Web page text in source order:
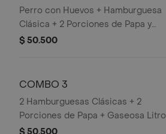
Perro con Huevos + Hamburguesa
Clásica + 2 Porciones de Papa y
Gaseosa Litro
$ 50.500
COMBO 3
2 Hamburguesas Clásicas + 2
Porciones de Papa + Gaseosa Litro